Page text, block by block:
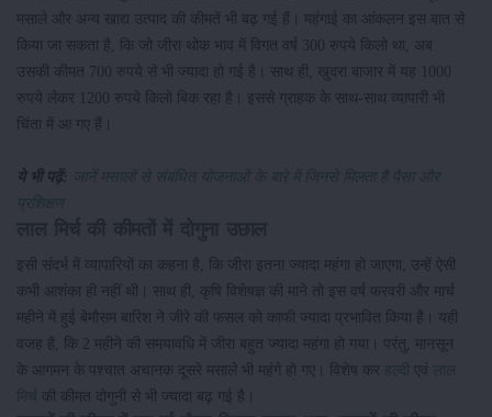
मसाले और अन्य खाद्य उत्पाद की कीमतें भी बढ़ गई हैं। महंगाई का आंकलन इस बात से
किया जा सकता है, कि जो जीरा थोक भाव में विगत वर्ष 300 रुपये किलो था, अब
उसकी कीमत 700 रुपये से भी ज्यादा हो गई है। साथ ही, खुदरा बाजार में यह 1000
रुपये लेकर 1200 रुपये किलो बिक रहा है। इससे ग्राहक के साथ-साथ व्यापारी भी
चिंता में आ गए हैं।
ये भी पढ़ें:
जानें मसालों से संबंधित योजनाओं के बारे में जिनसे मिलता है पैसा और
प्रशिक्षण
इसी संदर्भ में व्यापारियों का कहना है, कि जीरा इतना ज्यादा महंगा हो जाएगा, उन्हें ऐसी
कभी आशंका ही नहीं थी। साथ ही, कृषि विशेषज्ञ की माने तो इस वर्ष फरवरी और मार्च
महीने में हुई बेमौसम बारिश ने जीरे की फसल को काफी ज्यादा प्रभावित किया है। यही
वजह है, कि 2 महीने की समयावधि में जीरा बहुत ज्यादा महंगा हो गया। परंतु, मानसून
के आगमन के पश्चात अचानक दूसरे मसाले भी महंगे हो गए। विशेष कर हल्दी
लाल
मिर्च
की कीमत दोगुनी से भी ज्यादा बढ़ गई है।